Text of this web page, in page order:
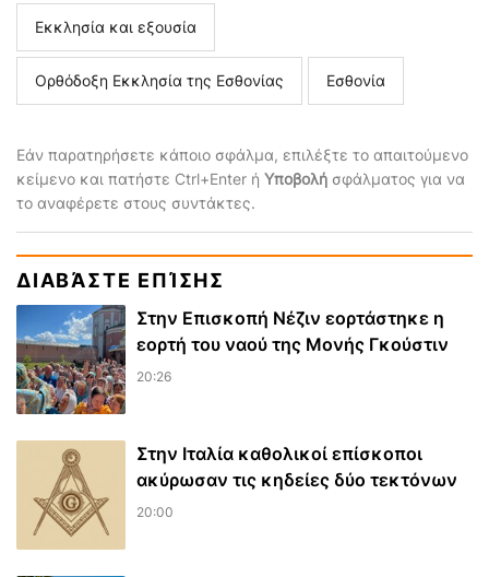
Εκκλησία και εξουσία
Ορθόδοξη Εκκλησία της Εσθονίας Εσθονία
Εάν παρατηρήσετε κάποιο σφάλμα, επιλέξτε το απαιτούμενο
κείμενο και πατήστε Ctrl+Enter ή Υποβολή σφάλματος για να
το αναφέρετε στους συντάκτες.
ΔΙΑΒΆΣΤΕ ΕΠΊΣΗΣ
Στην Επισκοπή Νέζιν εορτάστηκε η
εορτή του ναού της Μονής Γκούστιν
20:26
Στην Ιταλία καθολικοί επίσκοποι
ακύρωσαν τις κηδείες δύο τεκτόνων
20:00